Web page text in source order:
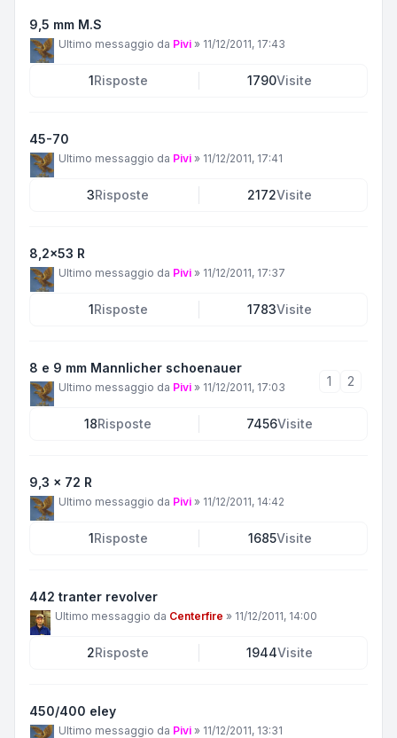
9,5 mm M.S
Ultimo messaggio da Pivi » 11/12/2011, 17:43
1Risposte 1790Visite
45-70
Ultimo messaggio da Pivi » 11/12/2011, 17:41
3Risposte 2172Visite
8,2x53 R
Ultimo messaggio da Pivi » 11/12/2011, 17:37
1Risposte 1783Visite
8 e 9 mm Mannlicher schoenauer
Ultimo messaggio da Pivi » 11/12/2011, 17:03 1 2
18Risposte 7456Visite
9,3 x 72 R
Ultimo messaggio da Pivi » 11/12/2011, 14:42
1Risposte 1685Visite
442 tranter revolver
Ultimo messaggio da Centerfire » 11/12/2011, 14:00
2Risposte 1944Visite
450/400 eley
Ultimo messaggio da Pivi » 11/12/2011, 13:31